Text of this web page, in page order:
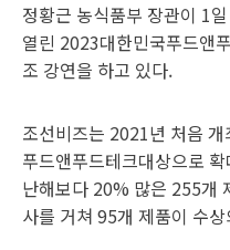
정황근 농식품부 장관이 1
열린 2023대한민국푸드앤
조 강연을 하고 있다.
조선비즈는 2021년 처음
푸드앤푸드테크대상으로
난해보다 20% 많은 255개
사를 거쳐 95개 제품이 수